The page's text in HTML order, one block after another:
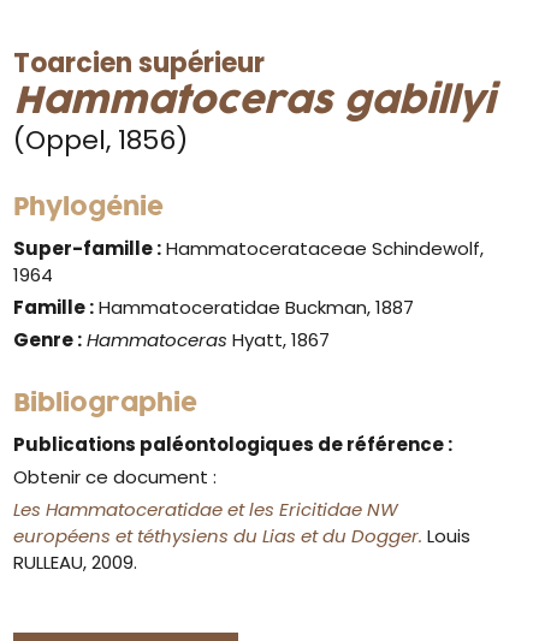
Toarcien supérieur
Hammatoceras gabillyi
(Oppel, 1856)
Phylogénie
Super-famille :Hammatocerataceae Schindewolf,
1964
Famille :Hammatoceratidae Buckman, 1887
Genre : Hammatoceras Hyatt, 1867
Bibliographie
Publications paléontologiques de référence :
Obtenir ce document :
Les Hammatoceratidae et les Ericitidae NW
européens et téthysiens du Lias et du Dogger.Louis
RULLEAU, 2009.